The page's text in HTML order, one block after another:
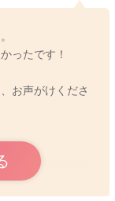
、カップに対し
？
てご確認いただ
ったです！
お声がけくださ
2026/5/11 19:14